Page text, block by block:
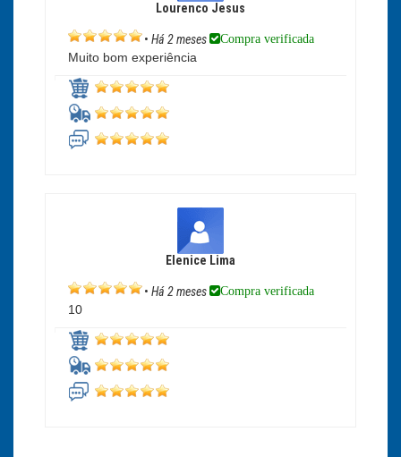
Lourenco Jesus
• Há 2 meses Compra verificada
Muito bom experiência
Elenice Lima
• Há 2 meses Compra verificada
10